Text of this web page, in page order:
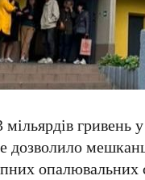
мільярдів гривень
дозволило
опалювальних